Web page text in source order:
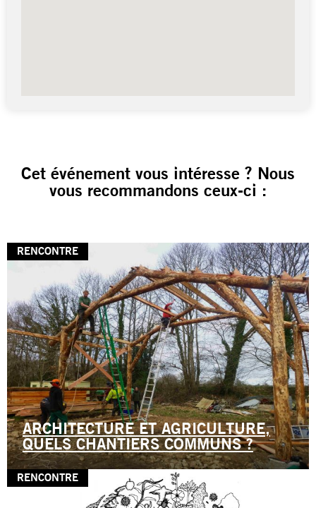
Cet événement vous intéresse ? Nous
vous recommandons ceux-ci :
RENCONTRE
ARCHITECTURE ET AGRICULTURE,
QUELS CHANTIERS COMMUNS ?
RENCONTRE